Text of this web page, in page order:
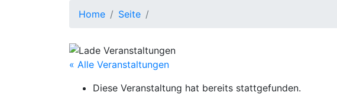
Home Seite
« Alle Veranstaltungen
Diese Veranstaltung hat bereits stattgefunden.